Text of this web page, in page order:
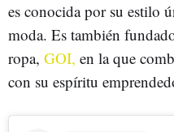
es conocida por su estilo
moda. Es también
ropa, GOI, en la que
con su espíritu